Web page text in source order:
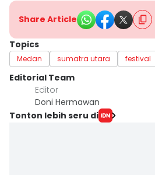
Share Article
Topics
Medan sumatra utara festival
Editorial Team
Editor
Doni Hermawan
Tonton lebih seru di